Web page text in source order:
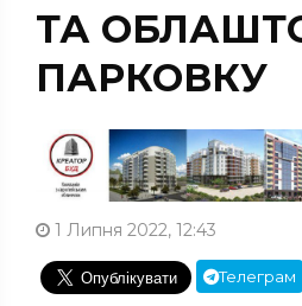
ТА
ПАРКОВКУ
1 Липня 2022, 12:43
Телеграм